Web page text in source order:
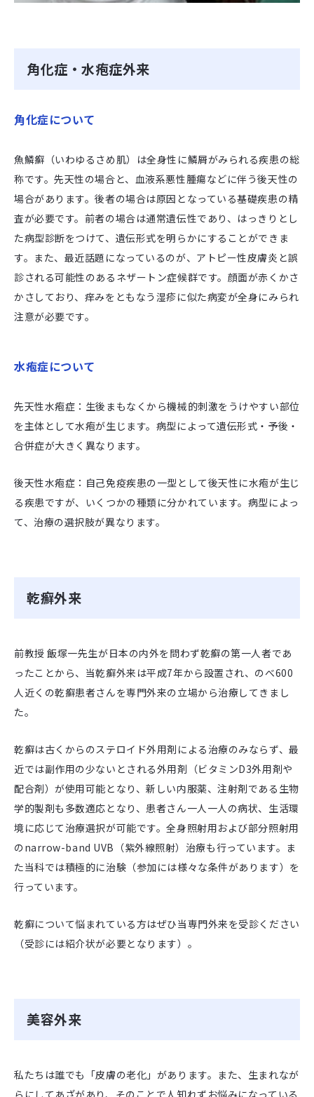
角化症・水疱症外来
角化症について
魚鱗癬（いわゆるさめ肌）は全身性に鱗屑がみられる疾患の総
称です。先天性の場合と、血液系悪性腫瘍などに伴う後天性の
場合があります。後者の場合は原因となっている基礎疾患の精
査が必要です。前者の場合は通常遺伝性であり、はっきりとし
た病型診断をつけて、遺伝形式を明らかにすることができま
す。また、最近話題になっているのが、アトピー性皮膚炎と誤
診される可能性のあるネザートン症候群です。顔面が赤くかさ
かさしており、痒みをともなう湿疹に似た病変が全身にみられ
注意が必要です。
水疱症について
先天性水疱症：生後まもなくから機械的刺激をうけやすい部位
を主体として水疱が生じます。病型によって遺伝形式・予後・
合併症が大きく異なります。
後天性水疱症：自己免疫疾患の一型として後天性に水疱が生じ
る疾患ですが、いくつかの種類に分かれています。病型によっ
て、治療の選択肢が異なります。
乾癬外来
前教授 飯塚一先生が日本の内外を問わず乾癬の第一人者であ
ったことから、当乾癬外来は平成7年から設置され、のべ600
人近くの乾癬患者さんを専門外来の立場から治療してきまし
た。
乾癬は古くからのステロイド外用剤による治療のみならず、最
近では副作用の少ないとされる外用剤（ビタミンD3外用剤や
配合剤）が使用可能となり、新しい内服薬、注射剤である生物
学的製剤も多数適応となり、患者さん一人一人の病状、生活環
境に応じて治療選択が可能です。全身照射用および部分照射用
のnarrow-band UVB（紫外線照射）治療も行っています。ま
た当科では積極的に治験（参加には様々な条件があります）を
行っています。
乾癬について悩まれている方はぜひ当専門外来を受診ください
（受診には紹介状が必要となります）。
美容外来
私たちは誰でも「皮膚の老化」があります。また、生まれなが
らにしてあざがあり、そのことで人知れずお悩みになっている